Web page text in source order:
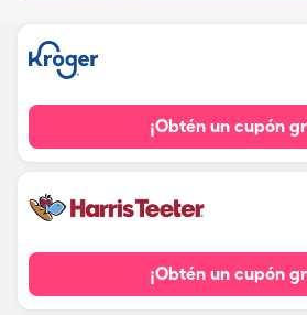
¡Obtén un cupón
¡Obtén un cupón